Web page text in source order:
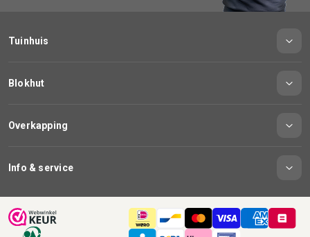
Tuinhuis
Blokhut
Overkapping
Info & service